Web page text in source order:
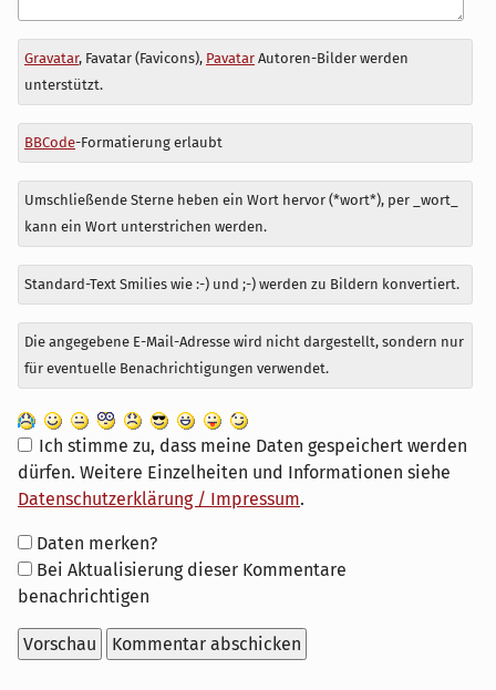
Antwort
zu
Gravatar, Favatar (Favicons), PavatarAutoren-Bilder werden
unterstützt.
BBCode-Formatierung erlaubt
Umschließende Sterne heben ein Wort hervor (*wort*), per _wort_
kann ein Wort unterstrichen werden.
Standard-Text Smilies wie :-) und ;-) werden zu Bildern konvertiert.
Die angegebene E-Mail-Adresse wird nicht dargestellt, sondern nur
für eventuelle Benachrichtigungen verwendet.
Ich stimme zu, dass meine Daten gespeichert werden
dürfen. Weitere Einzelheiten und Informationen siehe
Datenschutzerklärung / Impressum.
Formular-
Optionen
Daten merken?
Bei Aktualisierung dieser Kommentare
benachrichtigen